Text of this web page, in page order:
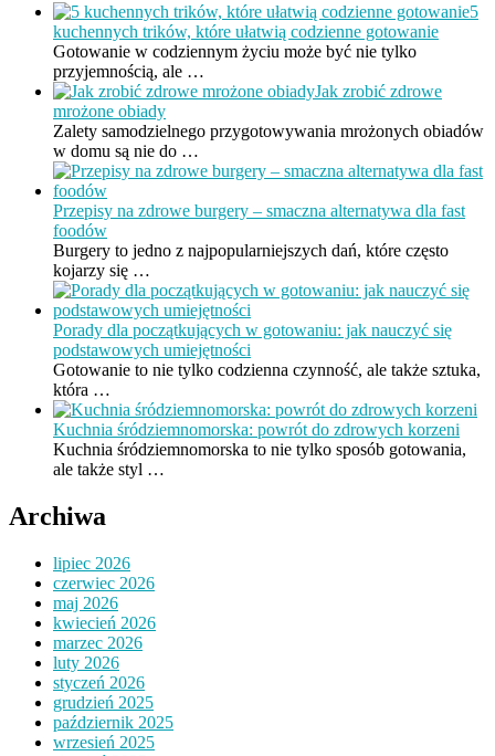
5
kuchennych trików, które ułatwią codzienne gotowanie
Gotowanie w codziennym życiu może być nie tylko
przyjemnością, ale …
Jak zrobić zdrowe
mrożone obiady
Zalety samodzielnego przygotowywania mrożonych obiadów
w domu są nie do …
Przepisy na zdrowe burgery – smaczna alternatywa dla fast
foodów
Burgery to jedno z najpopularniejszych dań, które często
kojarzy się …
Porady dla początkujących w gotowaniu: jak nauczyć się
podstawowych umiejętności
Gotowanie to nie tylko codzienna czynność, ale także sztuka,
która …
Kuchnia śródziemnomorska: powrót do zdrowych korzeni
Kuchnia śródziemnomorska to nie tylko sposób gotowania,
ale także styl …
Archiwa
lipiec 2026
czerwiec 2026
maj 2026
kwiecień 2026
marzec 2026
luty 2026
styczeń 2026
grudzień 2025
październik 2025
wrzesień 2025